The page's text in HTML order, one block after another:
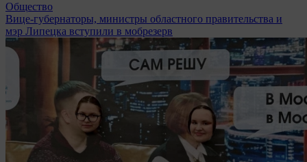
Общество
Вице-губернаторы, министры областного правительства и
мэр Липецка вступили в мобрезерв